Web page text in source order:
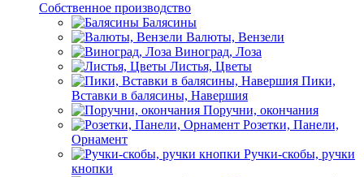
Собственное производство
Балясины
Валюты, Вензели
Виноград, Лоза
Листья, Цветы
Пики,
Вставки в балясины, Навершия
Поручни, окончания
Розетки, Панели,
Орнамент
Ручки-скобы, ручки
кнопки